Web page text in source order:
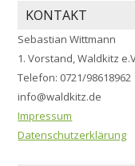
KONTAKT
Sebastian Wittmann
1. Vorstand, Waldkitz
Telefon: 0721/98618962
info@waldkitz.de
Impressum
Datenschutzerklärung